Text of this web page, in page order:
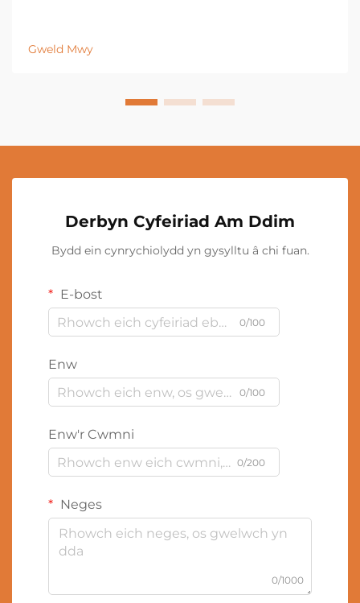
Gweld Mwy
Derbyn Cyfeiriad Am Ddim
Bydd ein cynrychiolydd yn gysylltu â chi fuan.
E-bost
0/100
Enw
0/100
Enw'r Cwmni
0/200
Neges
0/1000